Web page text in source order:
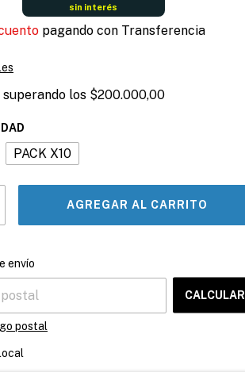
sin interés
pagando con Transferencia
superando los $200.000,00
PACK X10
el CP:
envío
CALCULAR
postal